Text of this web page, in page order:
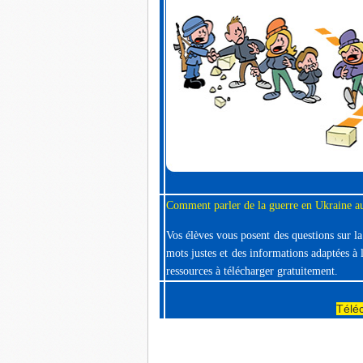
Comment parler de la guerre en Ukraine
Vos élèves vous posent des questions sur
mots justes et des informations adaptées à
ressources à télécharger gratuitement.